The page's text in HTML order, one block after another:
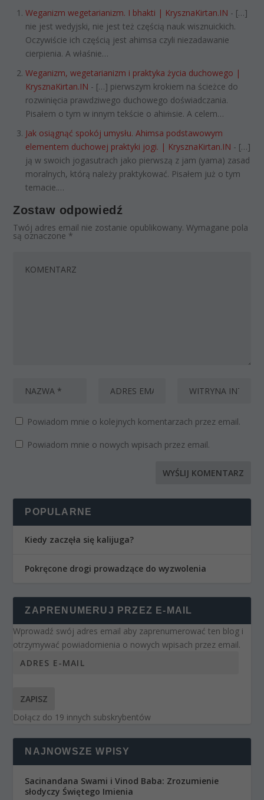
Weganizm wegetarianizm. I bhakti | KrysznaKirtan.IN - […]
nie jest wedyjski, nie jest też częścią nauk wisznuickich.
Oczywiście ich częścią jest ahimsa czyli niezadawanie
cierpienia. A właśnie…
Weganizm, wegetarianizm i praktyka życia duchowego |
KrysznaKirtan.IN - […] pierwszym krokiem na ścieżce do
rozwinięcia prawdziwego duchowego doświadczania.
Pisałem o tym w innym tekście o ahiṁsie. A celem…
Jak osiągnąć spokój umysłu. Ahimsa podstawowym
elementem duchowej praktyki jogi. | KrysznaKirtan.IN - […]
ją w swoich jogasutrach jako pierwszą z jam (yama) zasad
moralnych, którą należy praktykować. Pisałem już o tym
temacie.…
Zostaw odpowiedź
Twój adres email nie zostanie opublikowany. Wymagane pola
są oznaczone *
Powiadom mnie o kolejnych komentarzach przez email.
Powiadom mnie o nowych wpisach przez email.
POPULARNE
Kiedy zaczęła się kalijuga?
Pokręcone drogi prowadzące do wyzwolenia
ZAPRENUMERUJ PRZEZ E-MAIL
Wprowadź swój adres email aby zaprenumerować ten blog i
otrzymywać powiadomienia o nowych wpisach przez email.
ZAPISZ
Dołącz do 19 innych subskrybentów
NAJNOWSZE WPISY
Sacinandana Swami i Vinod Baba: Zrozumienie
słodyczy Świętego Imienia